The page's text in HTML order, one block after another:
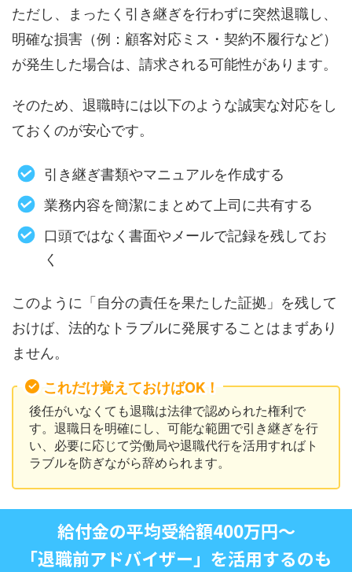
ただし、まったく引き継ぎを行わずに突然退職し、
明確な損害（例：顧客対応ミス・契約不履行など）
が発生した場合は、請求される可能性があります。
そのため、退職時には以下のような誠実な対応をし
ておくのが安心です。
引き継ぎ書類やマニュアルを作成する
業務内容を簡潔にまとめて上司に共有する
口頭ではなく書面やメールで記録を残してお
く
このように「自分の責任を果たした証拠」を残して
おけば、法的なトラブルに発展することはまずあり
ません。
これだけ覚えておけばOK！
後任がいなくても退職は法律で認められた権利で
す。退職日を明確にし、可能な範囲で引き継ぎを行
い、必要に応じて労働局や退職代行を活用すればト
ラブルを防ぎながら辞められます。
給付金の平均受給額400万円〜
「退職前アドバイザー」を活用するのも